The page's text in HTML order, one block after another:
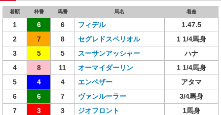
着順 枠番 馬番 馬名 着差
1 6 6 フィデル
1.47.5
2
7 8 セグレドスペリオル
1 1/4馬身
3
5 5 スーサンアッシャー
ハナ
4
8 11 オーマイダーリン
1 1/4馬身
5
4 4 エンペザー
アタマ
6
6 7 ヴァンルーラー
3/4馬身
7
3 3 ジオフロント
1馬身